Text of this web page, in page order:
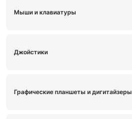
Мыши и клавиатуры
Джойстики
Графические планшеты и дигитайзеры